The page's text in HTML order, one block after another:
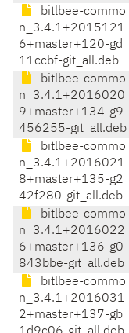
bitlbee-commo
n_3.4.1+2015121
6+master+120-gd
11ccbf-git_all.deb
bitlbee-commo
n_3.4.1+2016020
9+master+134-g9
456255-git_all.deb
bitlbee-commo
n_3.4.1+2016021
8+master+135-g2
42f280-git_all.deb
bitlbee-commo
n_3.4.1+2016022
6+master+136-g0
843bbe-git_all.deb
bitlbee-commo
n_3.4.1+2016031
2+master+137-gb